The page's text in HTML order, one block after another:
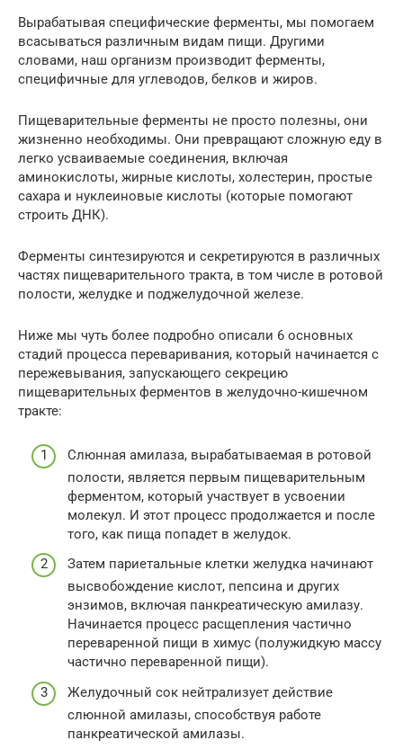
Вырабатывая специфические ферменты, мы помогаем
всасываться различным видам пищи. Другими
словами, наш организм производит ферменты,
специфичные для углеводов, белков и жиров.
Пищеварительные ферменты не просто полезны, они
жизненно необходимы. Они превращают сложную еду в
легко усваиваемые соединения, включая
аминокислоты, жирные кислоты, холестерин, простые
сахара и нуклеиновые кислоты (которые помогают
строить ДНК).
Ферменты синтезируются и секретируются в различных
частях пищеварительного тракта, в том числе в ротовой
полости, желудке и поджелудочной железе.
Ниже мы чуть более подробно описали 6 основных
стадий процесса переваривания, который начинается с
пережевывания, запускающего секрецию
пищеварительных ферментов в желудочно-кишечном
тракте:
Слюнная амилаза, вырабатываемая в ротовой
полости, является первым пищеварительным
ферментом, который участвует в усвоении
молекул. И этот процесс продолжается и после
того, как пища попадет в желудок.
Затем париетальные клетки желудка начинают
высвобождение кислот, пепсина и других
энзимов, включая панкреатическую амилазу.
Начинается процесс расщепления частично
переваренной пищи в химус (полужидкую массу
частично переваренной пищи).
Желудочный сок нейтрализует действие
слюнной амилазы, способствуя работе
панкреатической амилазы.